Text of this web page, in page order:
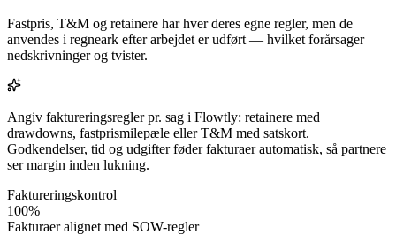
Fastpris, T&M og retainere har hver deres egne regler, men de
anvendes i regneark efter arbejdet er udført — hvilket forårsager
nedskrivninger og tvister.
Angiv faktureringsregler pr. sag i Flowtly: retainere med
drawdowns, fastprismilepæle eller T&M med satskort.
Godkendelser, tid og udgifter føder fakturaer automatisk, så partnere
ser margin inden lukning.
Faktureringskontrol
100%
Fakturaer alignet med SOW-regler